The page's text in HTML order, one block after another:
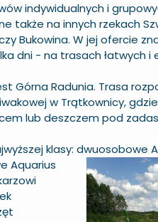
indywidualnych i
także na innych rzekach
Bukowina. W jej ofercie
dni - na trasach łatwych i
Górna Radunia. Trasa
w Trątkownicy,
lub deszczem pod
klasy: dwuosobowe
Aquarius